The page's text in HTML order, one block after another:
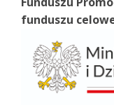
funduszu